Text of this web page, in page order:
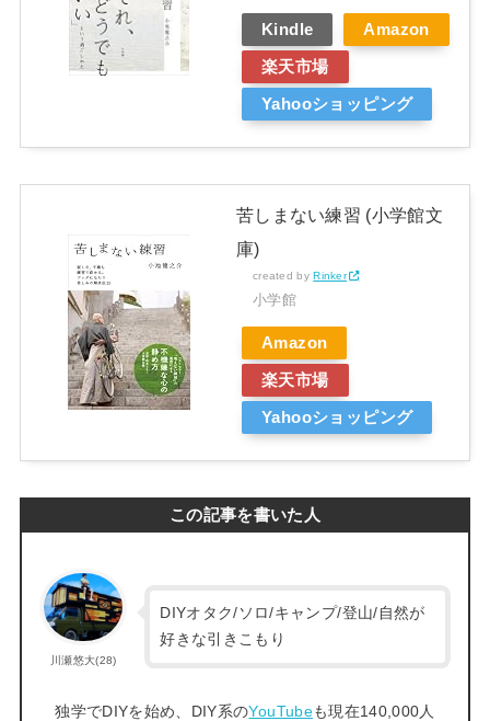
Kindle Amazon
楽天市場
Yahooショッピング
苦しまない練習 (小学館文
庫)
created byRinker
小学館
Amazon
楽天市場
Yahooショッピング
この記事を書いた人
川瀬悠大(28)
DIYオタク/ソロ/キャンプ/登山/自然が
好きな引きこもり
独学でDIYを始め、DIY系のYouTubeも現在140,000人